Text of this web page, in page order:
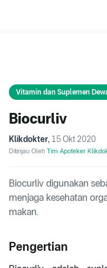
Vitamin dan Suplemen
Biocurliv
Klikdokter, 15 Okt 2020
Ditinjau Oleh Tim Apoteker
Biocurliv digunakan
menjaga kesehatan
makan.
Pengertian